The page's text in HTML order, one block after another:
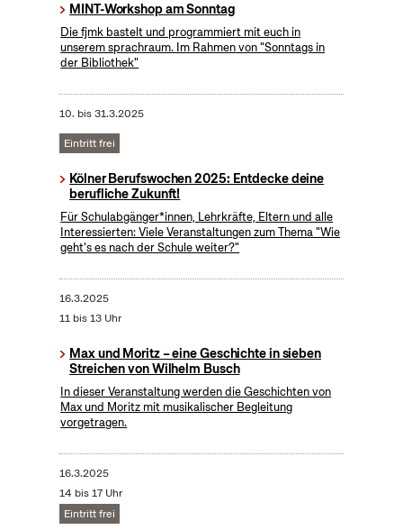
MINT-Workshop am Sonntag
Die fjmk bastelt und programmiert mit euch in
unserem sprachraum. Im Rahmen von "Sonntags in
der Bibliothek"
10. bis31.3.2025
Eintritt frei
Kölner Berufswochen 2025: Entdecke deine
berufliche Zukunft!
Für Schulabgänger*innen, Lehrkräfte, Eltern und alle
Interessierten: Viele Veranstaltungen zum Thema "Wie
geht's es nach der Schule weiter?"
16.3.2025
11 bis 13 Uhr
Max und Moritz – eine Geschichte in sieben
Streichen von Wilhelm Busch
In dieser Veranstaltung werden die Geschichten von
Max und Moritz mit musikalischer Begleitung
vorgetragen.
16.3.2025
14 bis 17 Uhr
Eintritt frei